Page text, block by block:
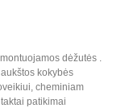
dėžutės .
kokybės
cheminiam
patikimai